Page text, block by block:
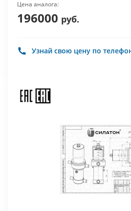
Цена аналога:
196000 руб.
Узнай свою цену по